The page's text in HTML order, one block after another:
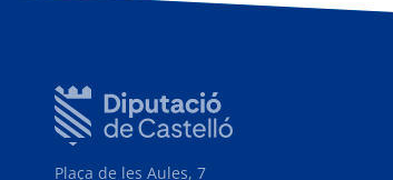
Plaça de les Aules, 7